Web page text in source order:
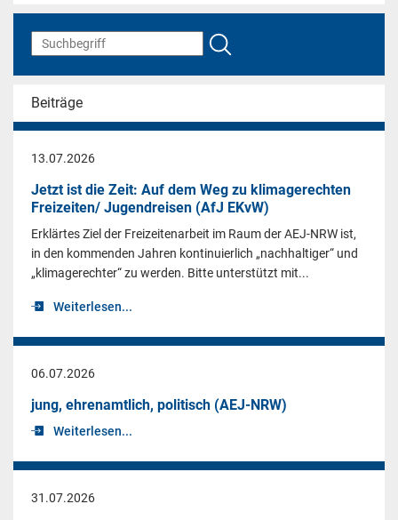
Beiträge
13.07.2026
Jetzt ist die Zeit: Auf dem Weg zu klimagerechten
Freizeiten/ Jugendreisen (AfJ EKvW)
Erklärtes Ziel der Freizeitenarbeit im Raum der AEJ-NRW ist,
in den kommenden Jahren kontinuierlich „nachhaltiger“ und
„klimagerechter“ zu werden. Bitte unterstützt mit...
Weiterlesen...
06.07.2026
jung, ehrenamtlich, politisch (AEJ-NRW)
Weiterlesen...
31.07.2026